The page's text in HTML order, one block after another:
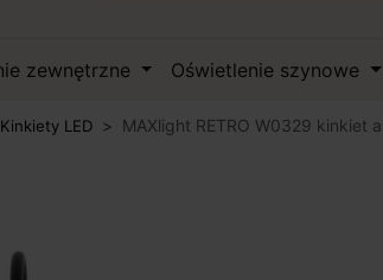
zewnętrzne Oświetlenie szynowe
Kinkiety LED MAXlight RETRO W0329 kinkiet